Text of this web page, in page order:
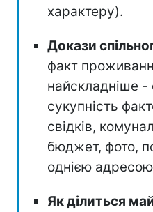
характеру).
Докази
факт
найскладніше -
сукупність
свідків,
бюджет, фото,
однією
Як ділиться